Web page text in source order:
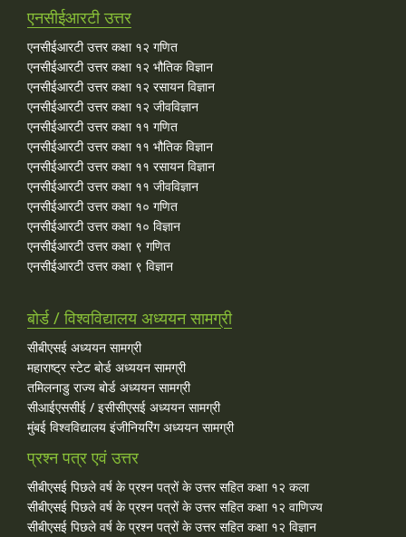
एनसीईआरटी उत्तर
एनसीईआरटी उत्तर कक्षा १२ गणित
एनसीईआरटी उत्तर कक्षा १२ भौतिक विज्ञान
एनसीईआरटी उत्तर कक्षा १२ रसायन विज्ञान
एनसीईआरटी उत्तर कक्षा १२ जीवविज्ञान
एनसीईआरटी उत्तर कक्षा ११ गणित
एनसीईआरटी उत्तर कक्षा ११ भौतिक विज्ञान
एनसीईआरटी उत्तर कक्षा ११ रसायन विज्ञान
एनसीईआरटी उत्तर कक्षा ११ जीवविज्ञान
एनसीईआरटी उत्तर कक्षा १० गणित
एनसीईआरटी उत्तर कक्षा १० विज्ञान
एनसीईआरटी उत्तर कक्षा ९ गणित
एनसीईआरटी उत्तर कक्षा ९ विज्ञान
बोर्ड / विश्वविद्यालय अध्ययन सामग्री
सीबीएसई अध्ययन सामग्री
महाराष्ट्र स्टेट बोर्ड अध्ययन सामग्री
तमिलनाडु राज्य बोर्ड अध्ययन सामग्री
सीआईएससीई / इसीसीएसई अध्ययन सामग्री
मुंबई विश्वविद्यालय इंजीनियरिंग अध्ययन सामग्री
प्रश्न पत्र एवं उत्तर
सीबीएसई पिछले वर्ष के प्रश्न पत्रों के उत्तर सहित कक्षा १२ कला
सीबीएसई पिछले वर्ष के प्रश्न पत्रों के उत्तर सहित कक्षा १२ वाणिज्य
सीबीएसई पिछले वर्ष के प्रश्न पत्रों के उत्तर सहित कक्षा १२ विज्ञान